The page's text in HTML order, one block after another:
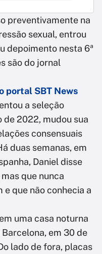
preventivamente na
sexual, entrou
depoimento nesta 6ª
são do jornal
portal SBT News
a seleção
de 2022, mudou sua
consensuais
duas semanas, em
Daniel disse
que nunca
e que não conhecia a
uma casa noturna
em 30 de
lado de fora, placas